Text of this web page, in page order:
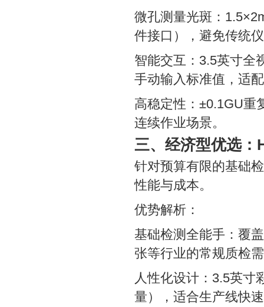
微孔测量光斑：
件接口），避免传统
智能交互：3.5英寸全
手动输入标准值，适
高稳定性：±0.1GU重
连续作业场景。
三、经济型优选：
针对预算有限的基础
性能与成本。
优势解析：
基础检测全能手：覆
张等行业的常规质检
人性化设计：3.5英寸
量），适合生产线快